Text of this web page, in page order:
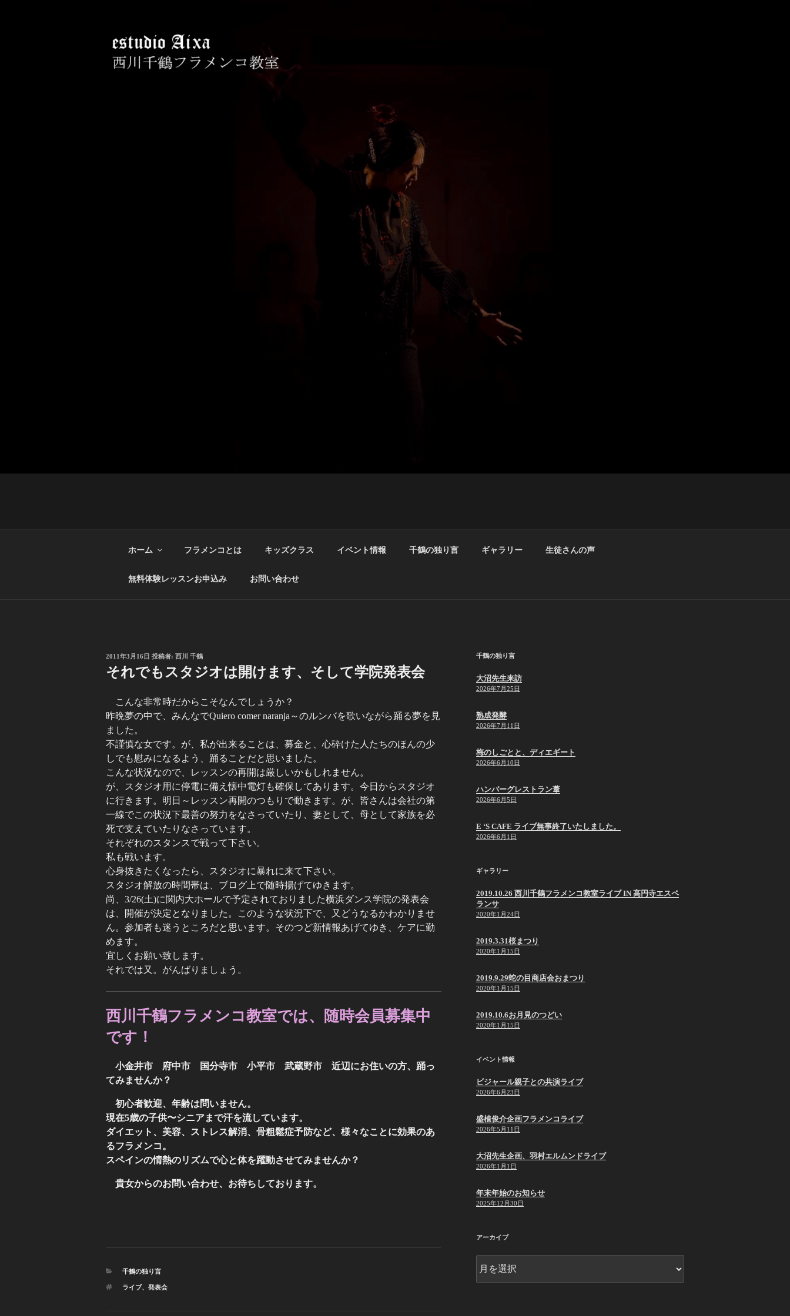
西川千鶴フラメンコ教室 ESTUDIO AIXA
初心者からプロを目指す貴女をお待ちしております。
ホーム フラメンコとは キッズクラス イベント情報 千鶴の独り言 ギャラリー 生徒さんの声
無料体験レッスンお申込み お問い合わせ
投
稿
日:
2011年3月16日 投稿者: 西川 千鶴
それでもスタジオは開けます、そして学院発表会
こんな非常時だからこそなんでしょうか？
昨晩夢の中で、みんなでQuiero comer naranja～のルンバを歌いながら踊る夢を見
ました。
不謹慎な女です。が、私が出来ることは、募金と、心砕けた人たちのほんの少
しでも慰みになるよう、踊ることだと思いました。
こんな状況なので、レッスンの再開は厳しいかもしれません。
が、スタジオ用に停電に備え懐中電灯も確保してあります。今日からスタジオ
に行きます。明日～レッスン再開のつもりで動きます。が、皆さんは会社の第
一線でこの状況下最善の努力をなさっていたり、妻として、母として家族を必
死で支えていたりなさっています。
それぞれのスタンスで戦って下さい。
私も戦います。
心身抜きたくなったら、スタジオに暴れに来て下さい。
スタジオ解放の時間帯は、ブログ上で随時揚げてゆきます。
尚、3/26(土)に関内大ホールで予定されておりました横浜ダンス学院の発表会
は、開催が決定となりました。このような状況下で、又どうなるかわかりませ
ん。参加者も迷うところだと思います。そのつど新情報あげてゆき、ケアに勤
めます。
宜しくお願い致します。
それでは又。がんばりましょう。
西川千鶴フラメンコ教室では、随時会員募集中
です！
小金井市 府中市 国分寺市 小平市 武蔵野市 近辺にお住いの方、踊っ
てみませんか？
初心者歓迎、年齢は問いません。
現在5歳の子供〜シニアまで汗を流しています。
ダイエット、美容、ストレス解消、骨粗鬆症予防など、様々なことに効果のあ
るフラメンコ。
スペインの情熱のリズムで心と体を躍動させてみませんか？
貴女からのお問い合わせ、お待ちしております。
カ
ゴ
千鶴の独り言
タ
ライブ、 発表会
千鶴の独り言
大沼先生来訪
2026年7月25日
熟成発酵
2026年7月11日
梅のしごとと、ディエギート
2026年6月10日
ハンバーグレストラン葦
2026年6月5日
E ‘S CAFE ライブ無事終了いたしました。
2026年6月1日
ギャラリー
2019.10.26 西川千鶴フラメンコ教室ライブ IN 高円寺エスペ
ランサ
2020年1月24日
2019.3.31桜まつり
2020年1月15日
2019.9.29蛇の目商店会おまつり
2020年1月15日
2019.10.6お月見のつどい
2020年1月15日
イベント情報
ビジャール親子との共演ライブ
2026年6月23日
盛植俊介企画フラメンコライブ
2026年5月11日
大沼先生企画、羽村エルムンドライブ
2026年1月1日
年末年始のお知らせ
2025年12月30日
アーカイブ
ー